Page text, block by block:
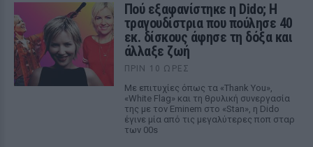
Πού εξαφανίστηκε η Dido; Η
τραγουδίστρια που πούλησε 40
εκ. δίσκους άφησε τη δόξα και
άλλαξε ζωή
ΠΡΙΝ 10 ΏΡΕΣ
Με επιτυχίες όπως τα «Thank You»,
«White Flag» και τη θρυλική συνεργασία
της με τον Eminem στο «Stan», η Dido
έγινε μία από τις μεγαλύτερες ποπ σταρ
των 00s